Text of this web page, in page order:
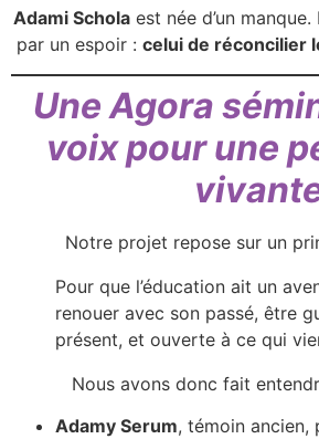
Adami Scholaest née d’un
par un espoir : celui de réconcilier
Une Agora
voix pour une
Notre projet repose sur un
Pour que l’éducation ait un
renouer avec son passé, être
présent, et ouverte à ce qui
Nous avons donc fait
Adamy Serum, témoin ancien,